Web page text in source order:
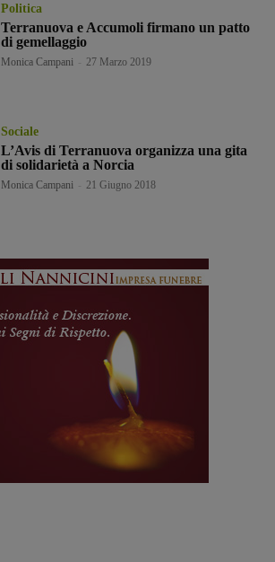
Politica
Terranuova e Accumoli firmano un patto
di gemellaggio
Monica Campani 27 Marzo 2019
Sociale
L’Avis di Terranuova organizza una gita
di solidarietà a Norcia
Monica Campani 21 Giugno 2018